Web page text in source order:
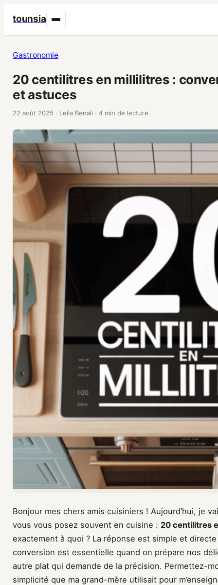
tounsia
Gastronomie
20 centilitres en millilitres :
et astuces
22 août 2025 · Leila Benali · 4 min de lecture
Bonjour mes chers amis cuisiniers ! Aujourd’hui, je
vous vous posez souvent en cuisine : 20 centilitres
exactement à quoi ? La réponse est simple et
conversion est essentielle quand on prépare nos
autre plat qui demande de la précision. Permettez-
simplicité que ma grand-mère utilisait pour